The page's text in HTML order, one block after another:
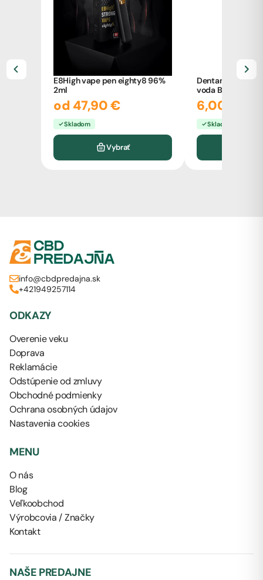
E8High vape pen eighty8 96%
2ml
od 47,90 €
Skladom
Vybrať
Dentamint MED
voda Bione
6,00 €
Skladom
info@cbdpredajna.sk
+421949257114
ODKAZY
Overenie veku
Doprava
Reklamácie
Odstúpenie od zmluvy
Obchodné podmienky
Ochrana osobných údajov
Nastavenia cookies
MENU
O nás
Blog
Veľkoobchod
Výrobcovia / Značky
Kontakt
NAŠE PREDAJNE